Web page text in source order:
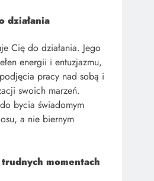
działania
Cię do działania. Jego
energii i entuzjazmu,
pracy nad sobą i
swoich marzeń.
bycia świadomym
a nie biernym
momentach